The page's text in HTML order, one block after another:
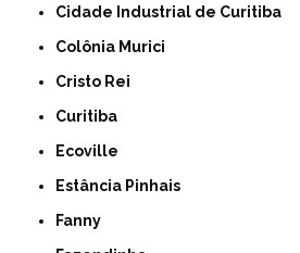
Cidade Industrial de Curitiba
Colônia Murici
Cristo Rei
Curitiba
Ecoville
Estância Pinhais
Fanny